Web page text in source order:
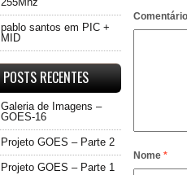
Nome *
pablo santos em PIC +
MID
POSTS RECENTES
Galeria de Imagens –
GOES-16
Projeto GOES – Parte 2
Projeto GOES – Parte 1